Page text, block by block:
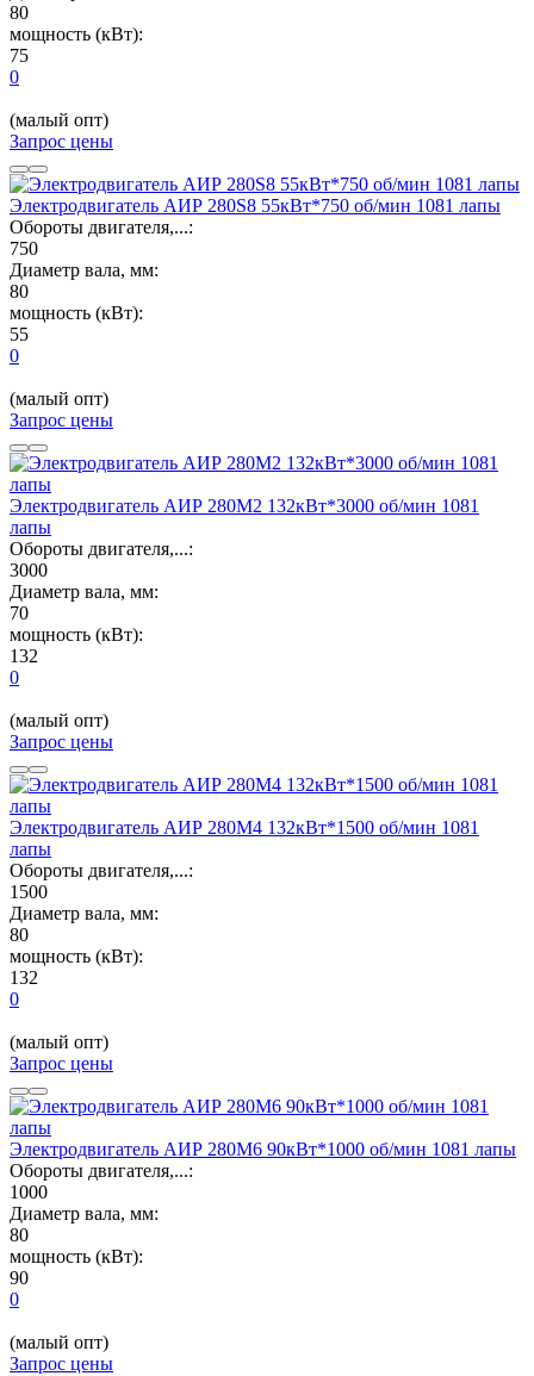
80
мощность (кВт):
75
0
(малый опт)
Запрос цены
Электродвигатель АИР 280S8 55кВт*750 об/мин 1081 лапы
Обороты двигателя,...:
750
Диаметр вала, мм:
80
мощность (кВт):
55
0
(малый опт)
Запрос цены
Электродвигатель АИР 280М2 132кВт*3000 об/мин 1081
лапы
Обороты двигателя,...:
3000
Диаметр вала, мм:
70
мощность (кВт):
132
0
(малый опт)
Запрос цены
Электродвигатель АИР 280М4 132кВт*1500 об/мин 1081
лапы
Обороты двигателя,...:
1500
Диаметр вала, мм:
80
мощность (кВт):
132
0
(малый опт)
Запрос цены
Электродвигатель АИР 280М6 90кВт*1000 об/мин 1081 лапы
Обороты двигателя,...:
1000
Диаметр вала, мм:
80
мощность (кВт):
90
0
(малый опт)
Запрос цены